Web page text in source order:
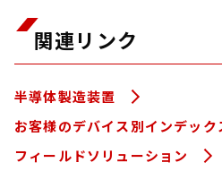
関連リンク
半導体製造装置
お客様のデバイス別インデック
フィールドソリューション